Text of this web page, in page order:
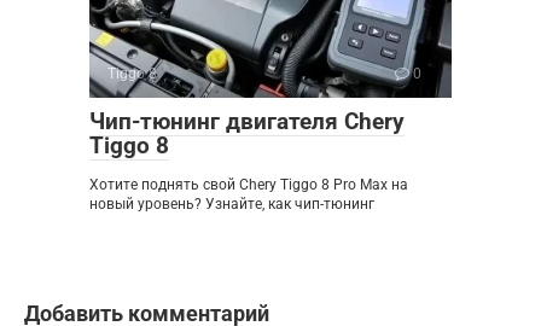
Tiggo 8 0
Чип-тюнинг двигателя Chery
Tiggo 8
Хотите поднять свой Chery Tiggo 8 Pro Max на
новый уровень? Узнайте, как чип-тюнинг
Добавить комментарий